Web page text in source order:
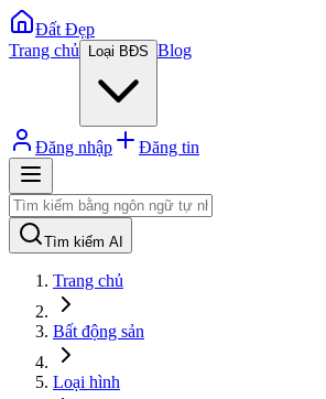
Đất Đẹp
Trang chủ
Loại BĐS Blog
Đăng nhập Đăng tin
Tìm kiếm AI
Trang chủ
Bất động sản
Loại hình